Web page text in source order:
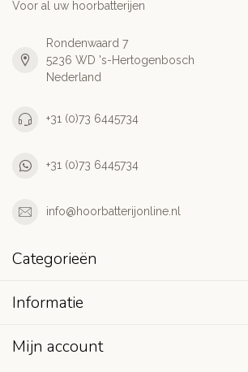
Voor al uw hoorbatterijen
Rondenwaard 7
5236 WD 's-Hertogenbosch
Nederland
+31 (0)73 6445734
+31 (0)73 6445734
info@hoorbatterijonline.nl
Categorieën
Informatie
Mijn account